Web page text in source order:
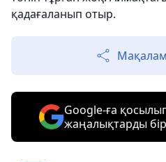
қадағаланып отыр.
Google-ға
жаңалықтарды